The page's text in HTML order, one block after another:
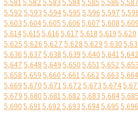
5,5815,5825,5835,5845,5855,5865,587
5,5925,5935,5945,5955,5965,597
5,6035,6045,6055,6065,6075,6085,609
5,6145,6155,6165,6175,6185,6195,620
5,6255,6265,6275,6285,6295,630
5,6365,6375,6385,6395,6405,6415,642
5,6475,6485,6495,6505,6515,6525,653
5,6585,6595,6605,6615,6625,6635,664
5,6695,6705,6715,6725,6735,674
5,6795,6805,6815,6825,6835,6845,685
5,6905,6915,6925,6935,6945,6955,696